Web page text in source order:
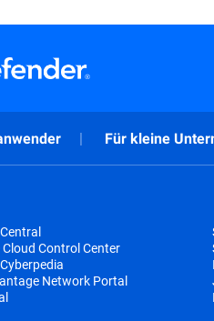
Für kleine
Control Center
Network Portal